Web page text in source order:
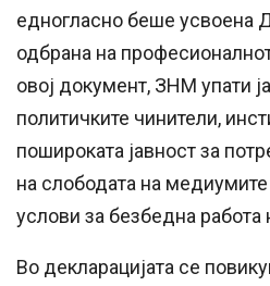
едногласно беше усвоена
одбрана на
овој документ, ЗНМ упати
политичките чинители,
пошироката јавност за
на слободата на
услови за безбедна работа
Во декларацијата се